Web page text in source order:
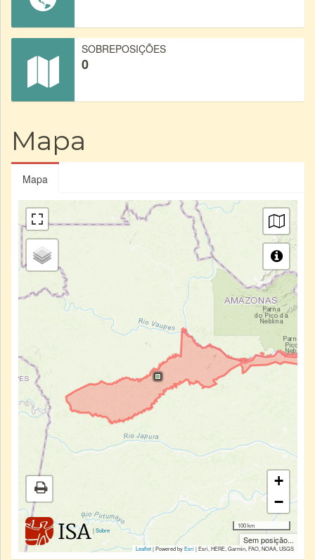
SOBREPOSIÇÕES
0
Mapa
Mapa
|Sobre
+
−
100 km
Sem posição...
Leaflet| Powered byEsri|Esri, HERE, Garmin, FAO, NOAA, USGS